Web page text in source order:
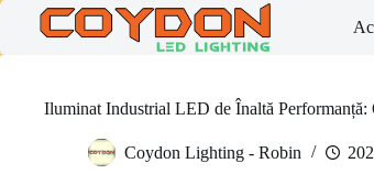
Skip
content
Iluminat Industrial LED de Înaltă
Coydon Lighting - Robin